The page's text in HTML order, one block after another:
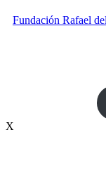
Fundación Rafael
X